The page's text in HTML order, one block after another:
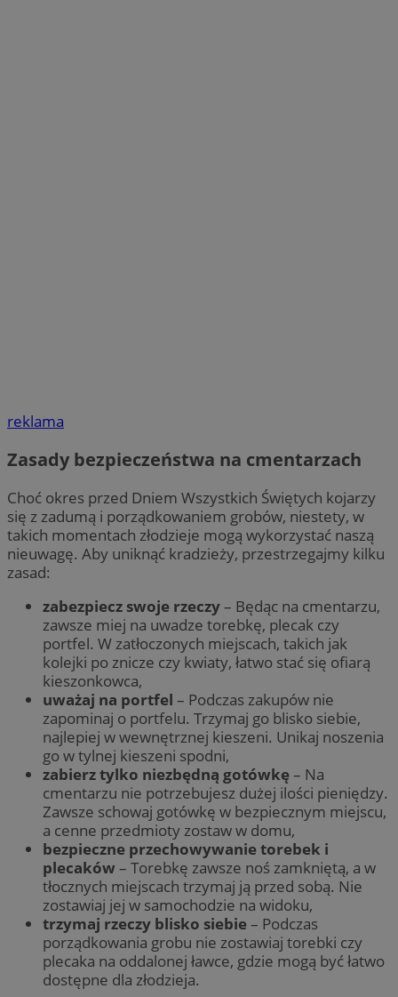
reklama
Zasady bezpieczeństwa na cmentarzach
Choć okres przed Dniem Wszystkich Świętych kojarzy
się z zadumą i porządkowaniem grobów, niestety, w
takich momentach złodzieje mogą wykorzystać naszą
nieuwagę. Aby uniknąć kradzieży, przestrzegajmy kilku
zasad:
zabezpiecz swoje rzeczy– Będąc na cmentarzu,
zawsze miej na uwadze torebkę, plecak czy
portfel. W zatłoczonych miejscach, takich jak
kolejki po znicze czy kwiaty, łatwo stać się ofiarą
kieszonkowca,
uważaj na portfel – Podczas zakupów nie
zapominaj o portfelu. Trzymaj go blisko siebie,
najlepiej w wewnętrznej kieszeni. Unikaj noszenia
go w tylnej kieszeni spodni,
zabierz tylko niezbędną gotówkę– Na
cmentarzu nie potrzebujesz dużej ilości pieniędzy.
Zawsze schowaj gotówkę w bezpiecznym miejscu,
a cenne przedmioty zostaw w domu,
bezpieczne przechowywanie torebek i
plecaków – Torebkę zawsze noś zamkniętą, a w
tłocznych miejscach trzymaj ją przed sobą. Nie
zostawiaj jej w samochodzie na widoku,
trzymaj rzeczy blisko siebie– Podczas
porządkowania grobu nie zostawiaj torebki czy
plecaka na oddalonej ławce, gdzie mogą być łatwo
dostępne dla złodzieja.